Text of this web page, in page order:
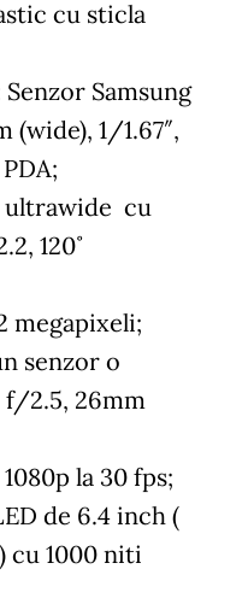
cu sticla
Samsung
(wide), 1/1.67″,
ultrawide cu
120˚
megapixeli;
senzor o
f/2.5, 26mm
la 30 fps;
de 6.4 inch (
cu 1000 niti